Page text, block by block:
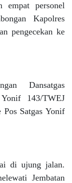
empat personel
Kapolres
pengecekan ke
Dansatgas
143/TWEJ
Satgas Yonif
di ujung jalan.
Jembatan